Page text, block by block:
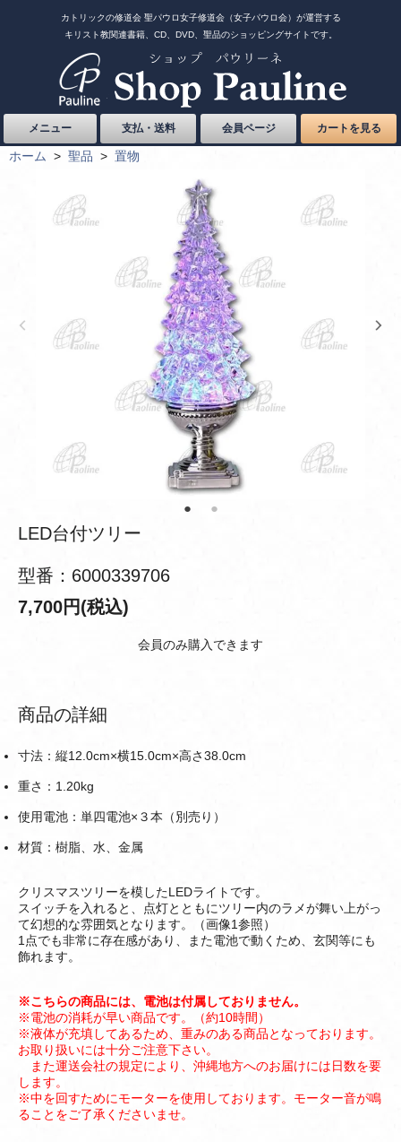
カトリックの修道会 聖パウロ女子修道会（女子パウロ会）が運営する
キリスト教関連書籍、CD、DVD、聖品のショッピングサイトです。
メニュー 支払・送料 会員ページ カートを見る
ホーム > 聖品 > 置物
LED台付ツリー
型番：6000339706
7,700円(税込)
会員のみ購入できます
商品の詳細
寸法：縦12.0cm×横15.0cm×高さ38.0cm
重さ：1.20kg
使用電池：単四電池×３本（別売り）
材質：樹脂、水、金属
クリスマスツリーを模したLEDライトです。
スイッチを入れると、点灯とともにツリー内のラメが舞い上がっ
て幻想的な雰囲気となります。（画像1参照）
1点でも非常に存在感があり、また電池で動くため、玄関等にも
飾れます。
※こちらの商品には、電池は付属しておりません。
※電池の消耗が早い商品です。（約10時間）
※液体が充填してあるため、重みのある商品となっております。
お取り扱いには十分ご注意下さい。
また運送会社の規定により、沖縄地方へのお届けには日数を要
します。
※中を回すためにモーターを使用しております。モーター音が鳴
ることをご了承くださいませ。